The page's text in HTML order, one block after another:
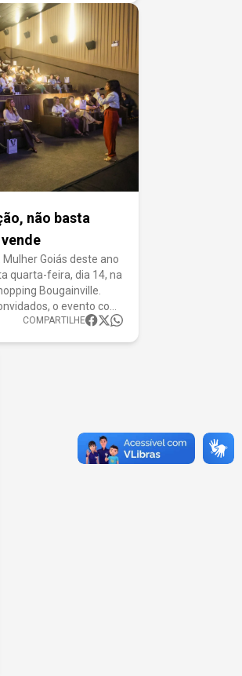
não basta
Goiás deste ano
quarta-feira, dia 14, na
Bougainville.
o evento com
conectando
COMPARTILHE